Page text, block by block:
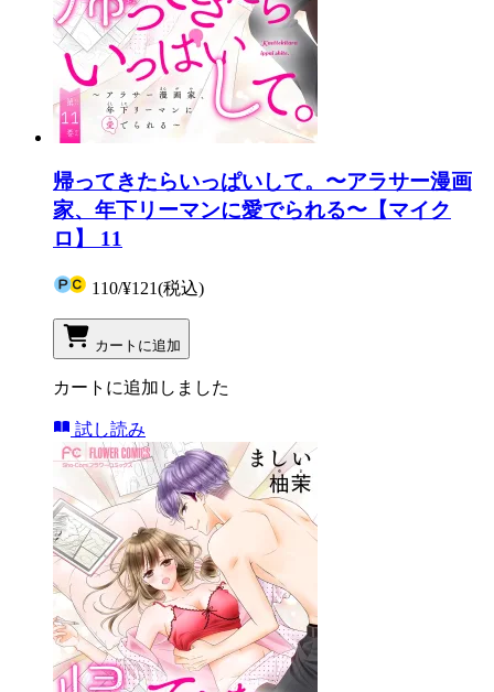
帰ってきたらいっぱいして。〜アラサー漫画
家、年下リーマンに愛でられる〜【マイク
ロ】 11
110/¥121(税込)
カートに追加
カートに追加しました
試し読み